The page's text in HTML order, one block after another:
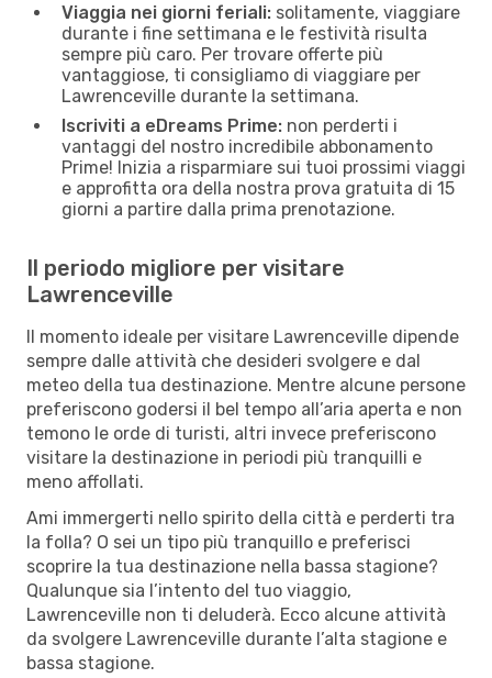
Viaggia nei giorni feriali: solitamente, viaggiare
durante i fine settimana e le festività risulta
sempre più caro. Per trovare offerte più
vantaggiose, ti consigliamo di viaggiare per
Lawrenceville durante la settimana.
Iscriviti a eDreams Prime: non perderti i
vantaggi del nostro incredibile abbonamento
Prime! Inizia a risparmiare sui tuoi prossimi viaggi
e approfitta ora della nostra prova gratuita di 15
giorni a partire dalla prima prenotazione.
Il periodo migliore per visitare
Lawrenceville
Il momento ideale per visitare Lawrenceville dipende
sempre dalle attività che desideri svolgere e dal
meteo della tua destinazione. Mentre alcune persone
preferiscono godersi il bel tempo all’aria aperta e non
temono le orde di turisti, altri invece preferiscono
visitare la destinazione in periodi più tranquilli e
meno affollati.
Ami immergerti nello spirito della città e perderti tra
la folla? O sei un tipo più tranquillo e preferisci
scoprire la tua destinazione nella bassa stagione?
Qualunque sia l’intento del tuo viaggio,
Lawrenceville non ti deluderà. Ecco alcune attività
da svolgere Lawrenceville durante l’alta stagione e
bassa stagione.